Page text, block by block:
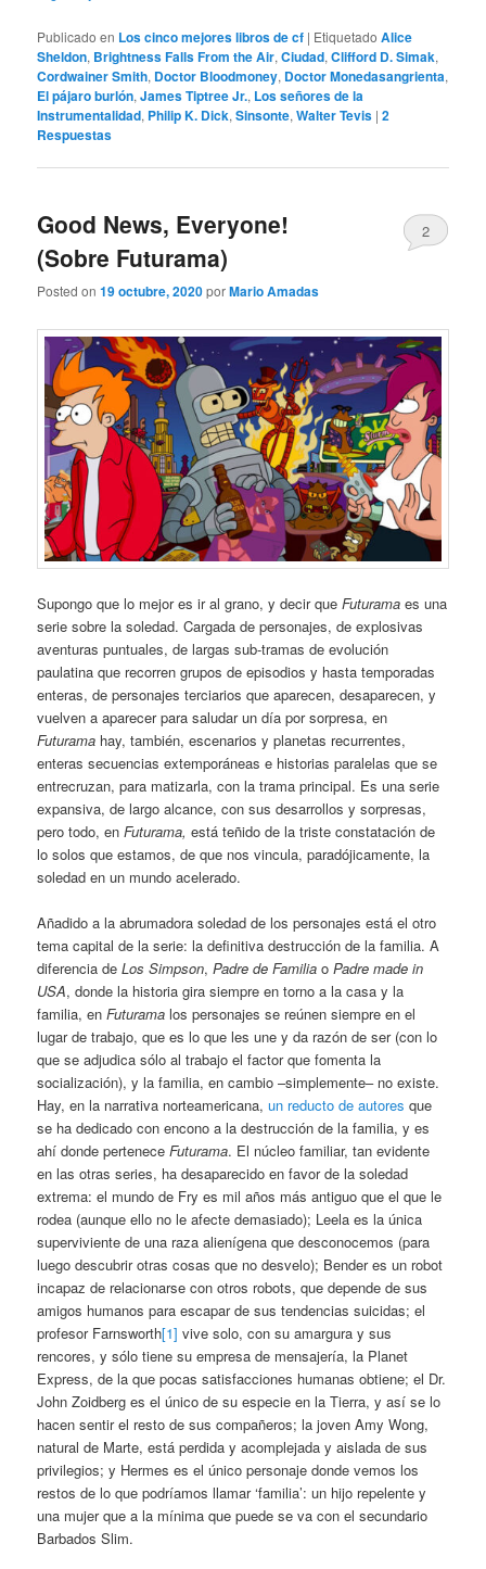
Publicado en Los cinco mejores libros de cf | Etiquetado Alice
Sheldon, Brightness Falls From the Air,Ciudad,Clifford D. Simak,
Cordwainer Smith, Doctor Bloodmoney, Doctor Monedasangrienta,
El pájaro burlón,James Tiptree Jr., Los señores de la
Instrumentalidad, Philip K. Dick,Sinsonte,Walter Tevis |2
Respuestas
Good News, Everyone!
(Sobre Futurama)
Posted on19 octubre, 2020porMario Amadas
2
Supongo que lo mejor es ir al grano, y decir queFuturama es una
serie sobre la soledad. Cargada de personajes, de explosivas
aventuras puntuales, de largas sub-tramas de evolución
paulatina que recorren grupos de episodios y hasta temporadas
enteras, de personajes terciarios que aparecen, desaparecen, y
vuelven a aparecer para saludar un día por sorpresa, en
Futurama hay, también, escenarios y planetas recurrentes,
enteras secuencias extemporáneas e historias paralelas que se
entrecruzan, para matizarla, con la trama principal. Es una serie
expansiva, de largo alcance, con sus desarrollos y sorpresas,
pero todo, enFuturama, está teñido de la triste constatación de
lo solos que estamos, de que nos vincula, paradójicamente, la
soledad en un mundo acelerado.
Añadido a la abrumadora soledad de los personajes está el otro
tema capital de la serie: la definitiva destrucción de la familia. A
diferencia deLos Simpson,Padre de Familia oPadre made in
USA, donde la historia gira siempre en torno a la casa y la
familia, enFuturama los personajes se reúnen siempre en el
lugar de trabajo, que es lo que les une y da razón de ser (con lo
que se adjudica sólo al trabajo el factor que fomenta la
socialización), y la familia, en cambio –simplemente– no existe.
Hay, en la narrativa norteamericana,un reducto de autores que
se ha dedicado con encono a la destrucción de la familia, y es
ahí donde perteneceFuturama. El núcleo familiar, tan evidente
en las otras series, ha desaparecido en favor de la soledad
extrema: el mundo de Fry es mil años más antiguo que el que le
rodea (aunque ello no le afecte demasiado); Leela es la única
superviviente de una raza alienígena que desconocemos (para
luego descubrir otras cosas que no desvelo); Bender es un robot
incapaz de relacionarse con otros robots, que depende de sus
amigos humanos para escapar de sus tendencias suicidas; el
profesor Farnsworth[1] vive solo, con su amargura y sus
rencores, y sólo tiene su empresa de mensajería, la Planet
Express, de la que pocas satisfacciones humanas obtiene; el Dr.
John Zoidberg es el único de su especie en la Tierra, y así se lo
hacen sentir el resto de sus compañeros; la joven Amy Wong,
natural de Marte, está perdida y acomplejada y aislada de sus
privilegios; y Hermes es el único personaje donde vemos los
restos de lo que podríamos llamar ‘familia’: un hijo repelente y
una mujer que a la mínima que puede se va con el secundario
Barbados Slim.